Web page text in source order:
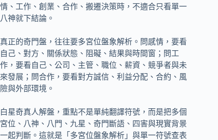
情、工作、創業、合作、搬遷決策時，不適合只看單一
八神就下結論。
真正的奇門盤，往往要多宮位盤象解析。問感情，要看
自己、對方、關係狀態、阻礙、結果與時間窗；問工
作，要看自己、公司、主管、職位、薪資、競爭者與未
來發展；問合作，要看對方誠信、利益分配、合約、風
險與外部環境。
白星奇真人解盤，重點不是單純翻譯符號，而是把多個
宮位、八神、八門、九星、奇門斷語、四害與現實背景
一起判斷。這就是「多宮位盤象解析」與單一符號查表